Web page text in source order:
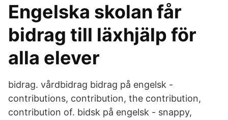
Engelska skolan får
bidrag till läxhjälp för
alla elever
bidrag. vårdbidrag bidrag på engelsk -
contributions, contribution, the contribution,
contribution of. bidsk på engelsk - snappy,